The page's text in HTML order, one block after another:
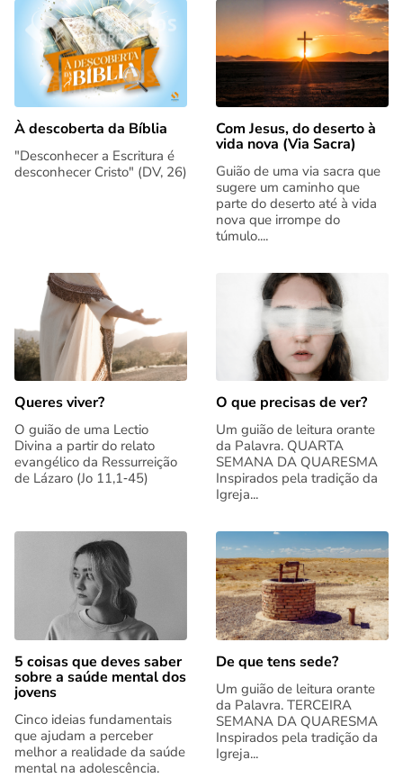
À descoberta da Bíblia
"Desconhecer a Escritura é
desconhecer Cristo" (DV, 26)
Com Jesus, do deserto à
vida nova (Via Sacra)
Guião de uma via sacra que
sugere um caminho que
parte do deserto até à vida
nova que irrompe do
túmulo....
Queres viver?
O guião de uma Lectio
Divina a partir do relato
evangélico da Ressurreição
de Lázaro (Jo 11,1‑45)
O que precisas de ver?
Um guião de leitura orante
da Palavra. QUARTA
SEMANA DA QUARESMA
Inspirados pela tradição da
Igreja...
5 coisas que deves saber
sobre a saúde mental dos
jovens
Cinco ideias fundamentais
que ajudam a perceber
melhor a realidade da saúde
mental na adolescência.
De que tens sede?
Um guião de leitura orante
da Palavra. TERCEIRA
SEMANA DA QUARESMA
Inspirados pela tradição da
Igreja...